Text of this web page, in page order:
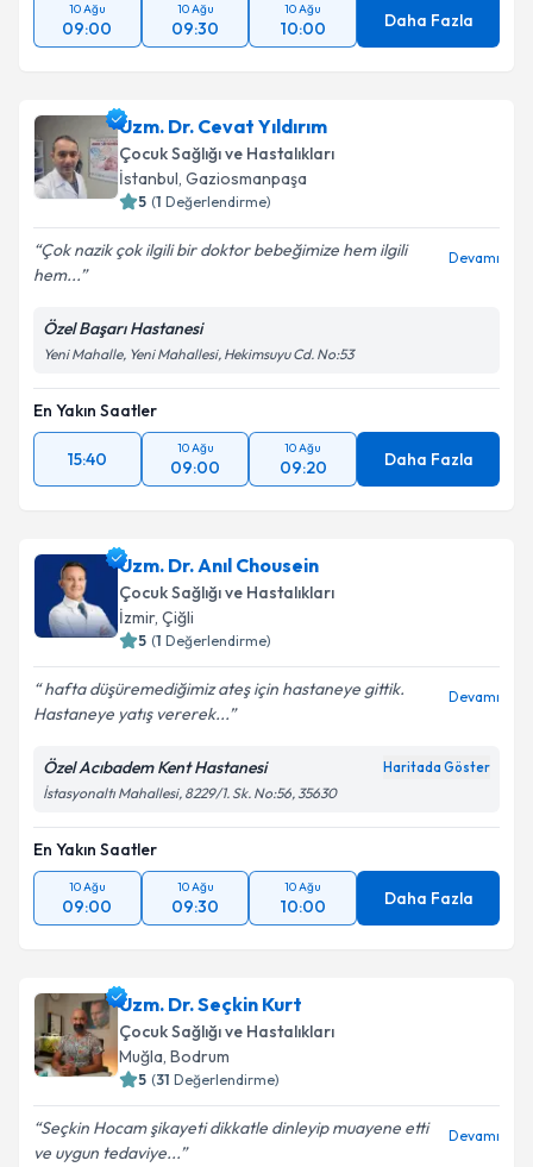
10 Ağu
09:00
10 Ağu
09:30
10 Ağu
10:00 Daha Fazla
Uzm. Dr. Cevat Yıldırım
Çocuk Sağlığı ve Hastalıkları
İstanbul, Gaziosmanpaşa
5 (1 Değerlendirme)
Çok nazik çok ilgili bir doktor bebeğimize hem ilgili
hem...
Devamı
Özel Başarı Hastanesi
Yeni Mahalle, Yeni Mahallesi, Hekimsuyu Cd. No:53
En Yakın Saatler
15:40
10 Ağu
09:00
10 Ağu
09:20 Daha Fazla
Uzm. Dr. Anıl Chousein
Çocuk Sağlığı ve Hastalıkları
İzmir, Çiğli
5 (1 Değerlendirme)
hafta düşüremediğimiz ateş için hastaneye gittik.
Hastaneye yatış vererek...
Devamı
Özel Acıbadem Kent Hastanesi Haritada Göster
İstasyonaltı Mahallesi, 8229/1. Sk. No:56, 35630
En Yakın Saatler
10 Ağu
09:00
10 Ağu
09:30
10 Ağu
10:00 Daha Fazla
Uzm. Dr. Seçkin Kurt
Çocuk Sağlığı ve Hastalıkları
Muğla, Bodrum
5 (31 Değerlendirme)
Seçkin Hocam şikayeti dikkatle dinleyip muayene etti
ve uygun tedaviye...
Devamı